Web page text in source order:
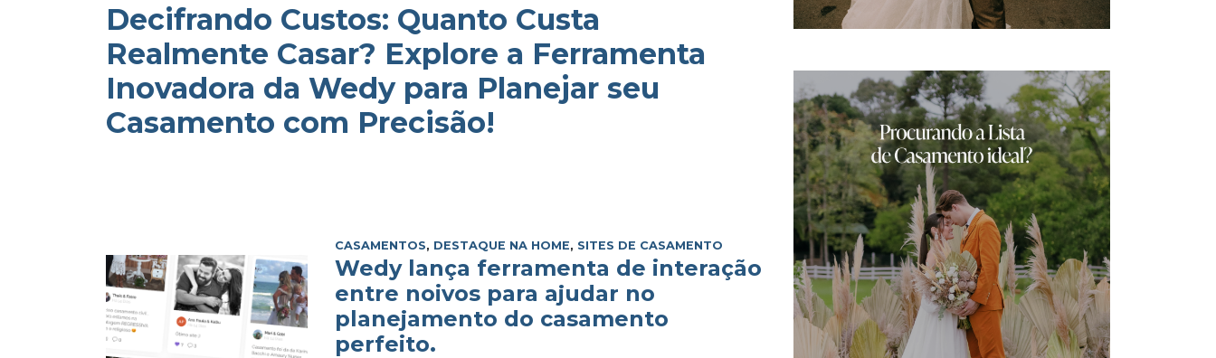
Decifrando Custos: Quanto Custa
Realmente Casar? Explore a Ferramenta
Inovadora da Wedy para Planejar seu
Casamento com Precisão!
CASAMENTOS, DESTAQUE NA HOME, SITES DE CASAMENTO
Wedy lança ferramenta de interação
entre noivos para ajudar no
planejamento do casamento
perfeito.